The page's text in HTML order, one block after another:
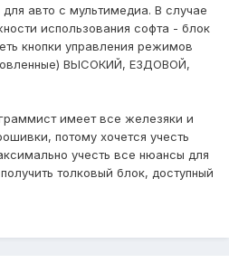
для авто с мультимедиа. В случае
использования софта - блок
кнопки управления режимов
ВЫСОКИЙ, ЕЗДОВОЙ,
имеет все железяки и
потому хочется учесть
учесть все нюансы для
толковый блок, доступный